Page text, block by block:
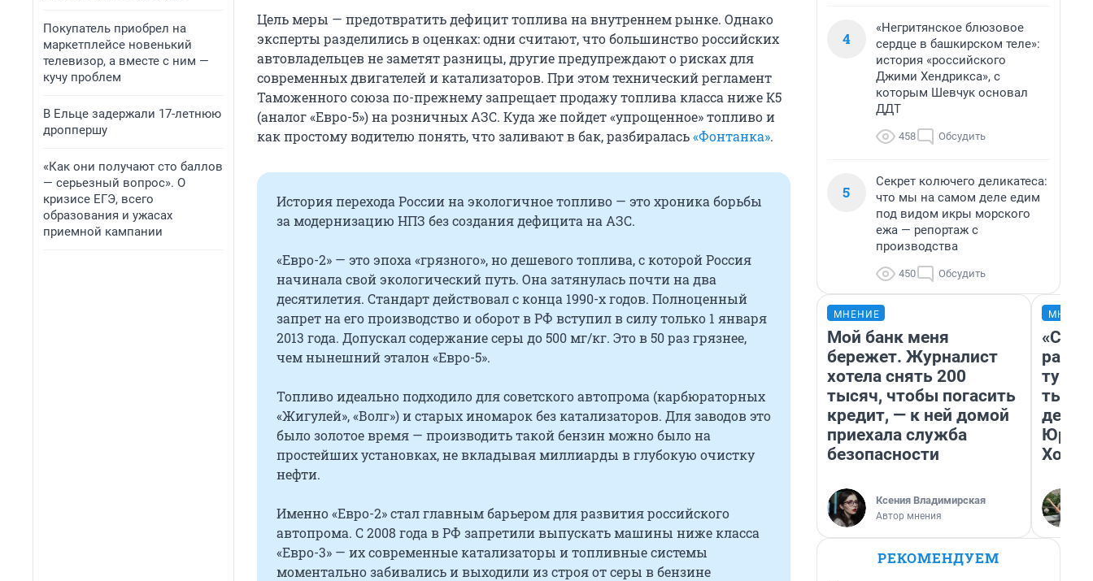
Покупатель приобрел на
маркетплейсе новенький
телевизор, а вместе с ним —
кучу проблем
В Ельце задержали 17-летнюю
дроппершу
«Как они получают сто баллов
— серьезный вопрос». О
кризисе ЕГЭ, всего
образования и ужасах
приемной кампании
Цель меры — предотвратить дефицит топлива на внутреннем рынке. Однако
эксперты разделились в оценках: одни считают, что большинство российских
автовладельцев не заметят разницы, другие предупреждают о рисках для
современных двигателей и катализаторов. При этом технический регламент
Таможенного союза по-прежнему запрещает продажу топлива класса ниже К5
(аналог «Евро-5») на розничных АЗС. Куда же пойдет «упрощенное» топливо и
как простому водителю понять, что заливают в бак, разбиралась«Фонтанка».
История перехода России на экологичное топливо — это хроника борьбы
за модернизацию НПЗ без создания дефицита на АЗС.
«Евро-2» — это эпоха «грязного», но дешевого топлива, с которой Россия
начинала свой экологический путь. Она затянулась почти на два
десятилетия. Стандарт действовал с конца 1990-х годов. Полноценный
запрет на его производство и оборот в РФ вступил в силу только 1 января
2013 года. Допускал содержание серы до 500 мг/кг. Это в 50 раз грязнее,
чем нынешний эталон «Евро-5».
Топливо идеально подходило для советского автопрома (карбюраторных
«Жигулей», «Волг») и старых иномарок без катализаторов. Для заводов это
было золотое время — производить такой бензин можно было на
простейших установках, не вкладывая миллиарды в глубокую очистку
нефти.
Именно «Евро-2» стал главным барьером для развития российского
автопрома. С 2008 года в РФ запретили выпускать машины ниже класса
«Евро-3» — их современные катализаторы и топливные системы
моментально забивались и выходили из строя от серы в бензине
4
«Негритянское блюзовое
сердце в башкирском теле»:
история «российского
Джими Хендрикса», с
которым Шевчук основал
ДДТ
458 Обсудить
5
Секрет колючего деликатеса:
что мы на самом деле едим
под видом икры морского
ежа — репортаж с
производства
450 Обсудить
МНЕНИЕ
Мой банк меня
бережет. Журналист
хотела снять 200
тысяч, чтобы погасить
кредит, — к ней домой
приехала служба
безопасности
Ксения Владимирская
Автор мнения
день
РЕКОМЕНДУЕМ